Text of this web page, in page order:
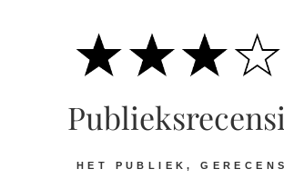
HET PUBLIEK,